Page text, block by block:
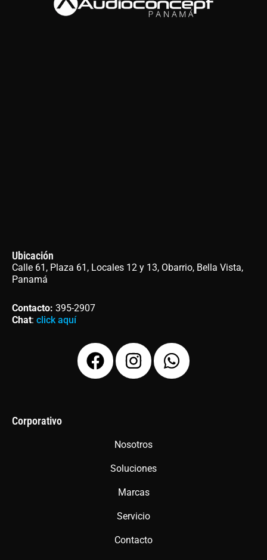
Ubicación
Calle 61, Plaza 61, Locales 12 y 13, Obarrio, Bella Vista,
Panamá
Contacto: 395-2907
Chat: click aquí
F
a
I
n
g
a
m
W
h
Corporativo
Nosotros
Soluciones
Marcas
Servicio
Contacto